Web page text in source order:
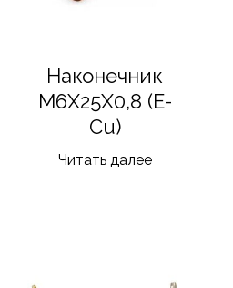
Наконечник
M6X25X0,8 (E-
Cu)
Читать далее